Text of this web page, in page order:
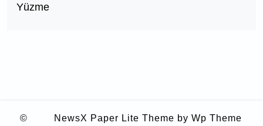
Yüzme
© NewsX Paper Lite Theme by Wp Theme